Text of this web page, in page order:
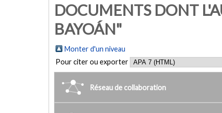
DOCUMENTS DONT
BAYOÁN"
Monter d'un niveau
Pour citer ou exporter
Réseau de collaboration